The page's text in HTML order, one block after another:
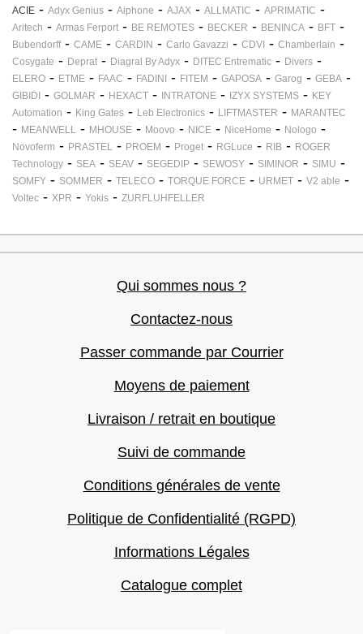
ACIE - Adyx Genius - Aiphone - AJAX - ALLMATIC - APRIMATIC -
Aritech - Armas Ferport - BE REMOTES - BECKER - BENINCA - BFT -
Bubendorff- CAME - CARDIN - Carlo Gavazzi - CDVI - Chamberlain -
Cosygate - Deprat - Diagral By Adyx - DITEC Entrematic - Divers -
ELERO - ETME - FAAC - FADINI - FITEM - GAPOSA - Garog - GEBA -
GIBIDI - GOLMAR - HEXACT - INTRATONE - IZYX SYSTEMS - KEY
Automation - King Gates - Leb Electronics - LIFTMASTER - MARANTEC
- MEANWELL - MHOUSE - Moovo - NICE - NiceHome - Nologo -
Novoferm - PRASTEL - PROEM - Proget - RGLuce - RIB - ROGER
Technology - SEA - SEAV - SEGEDIP - SEWOSY - SIMINOR - SIMU -
SOMFY - SOMMER - TELECO - TORQUE FORCE - URMET - V2 able -
Voltec - XPR - Yokis - ZURFLUHFELLER
Qui sommes nous ?
Contactez-nous
Passer commande par Courrier
Moyens de paiement
Livraison / retrait en boutique
Suivi de commande
Conditions générales de vente
Politique de Confidentialité (RGPD)
Informations Légales
Catalogue complet